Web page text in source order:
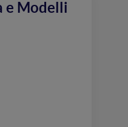
e Modelli